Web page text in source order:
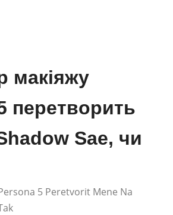
макіяжу
перетворить
Sae, чи
5 Peretvorit Mene Na